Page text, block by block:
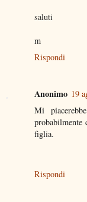
saluti
m
Rispondi
Anonimo 19
Mi
figlia.
Rispondi